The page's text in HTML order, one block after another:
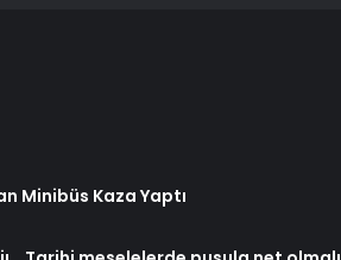
Minibüs Kaza Yaptı